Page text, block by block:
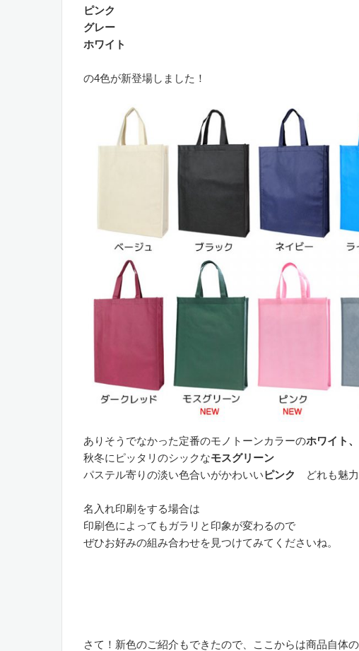
ピンク
グレー
ホワイト
の4色が新登場しました！
ありそうでなかった定番のモノトーンカラーのホワイト
秋冬にピッタリのシックなモスグリーン
パステル寄りの淡い色合いがかわいいピンク どれも魅力
名入れ印刷をする場合は
印刷色によってもガラリと印象が変わるので
ぜひお好みの組み合わせを見つけてみてくださいね。
さて！新色のご紹介もできたので、ここからは商品自体